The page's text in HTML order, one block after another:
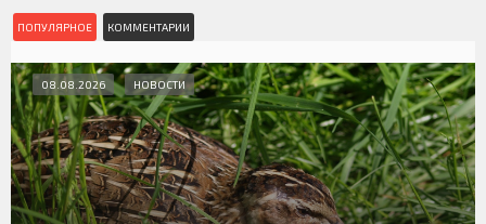
ПОПУЛЯРНОЕ КОММЕНТАРИИ
08.08.2026 НОВОСТИ